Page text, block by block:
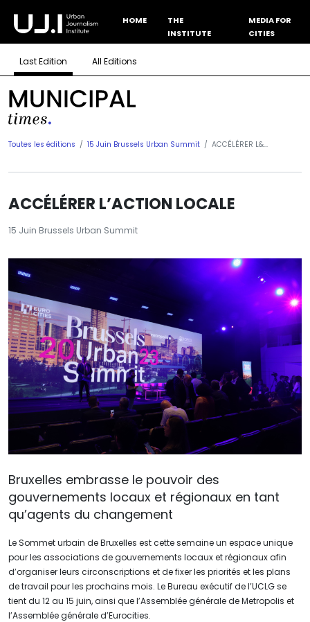
HOME
THE
INSTITUTE
MEDIA FOR
CITIES
Last Edition All Editions
Toutes les éditions 15 Juin Brussels Urban Summit ACCÉLÉRER L&...
ACCÉLÉRER L’ACTION LOCALE
15 Juin Brussels Urban Summit
Bruxelles embrasse le pouvoir des
gouvernements locaux et régionaux en tant
qu’agents du changement
Le Sommet urbain de Bruxelles est cette semaine un espace unique
pour les associations de gouvernements locaux et régionaux afin
d’organiser leurs circonscriptions et de fixer les priorités et les plans
de travail pour les prochains mois. Le Bureau exécutif de l’UCLG se
tient du 12 au 15 juin, ainsi que l’Assemblée générale de Metropolis et
l’Assemblée générale d’Eurocities.